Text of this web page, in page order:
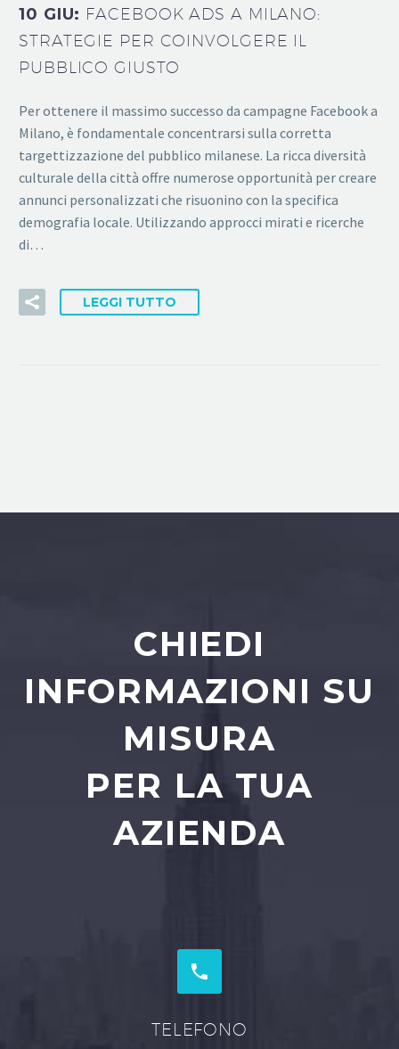
10 GIU: FACEBOOK ADS A MILANO:
STRATEGIE PER COINVOLGERE IL
PUBBLICO GIUSTO
Per ottenere il massimo successo da campagne Facebook a
Milano, è fondamentale concentrarsi sulla corretta
targettizzazione del pubblico milanese. La ricca diversità
culturale della città offre numerose opportunità per creare
annunci personalizzati che risuonino con la specifica
demografia locale. Utilizzando approcci mirati e ricerche
di…
LEGGI TUTTO
CHIEDI
INFORMAZIONI SU
MISURA
PER LA TUA
AZIENDA


TELEFONO